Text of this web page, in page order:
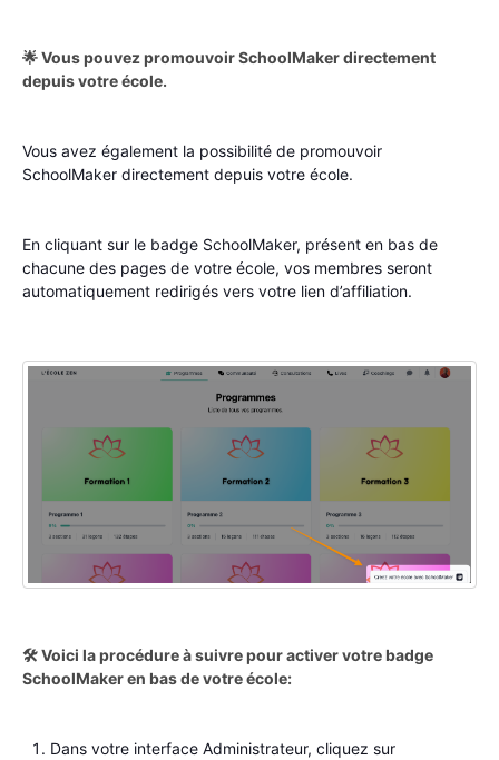
🌟 Vous pouvez promouvoir SchoolMaker directement
depuis votre école.
Vous avez également la possibilité de promouvoir
SchoolMaker directement depuis votre école.
En cliquant sur le badge SchoolMaker, présent en bas de
chacune des pages de votre école, vos membres seront
automatiquement redirigés vers votre lien d’affiliation.
🛠️ Voici la procédure à suivre pour activer votre badge
SchoolMaker en bas de votre école:
Dans votre interface Administrateur, cliquez sur